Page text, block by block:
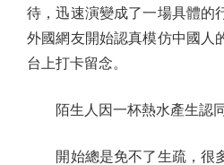
待，迅速演變成了一場具體的
外國網友開始認真模仿中國人
台上打卡留念。
陌生人因一杯熱水產生認同
開始總是免不了生疏，很